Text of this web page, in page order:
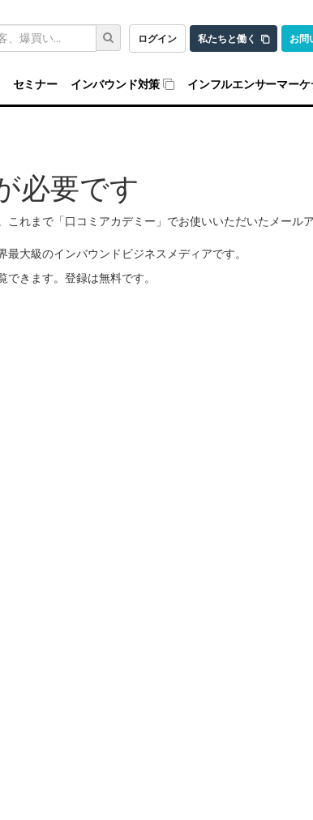
ログイン 私たちと働く お問
セミナー インバウンド対策 インフルエンサーマー
必要です
れまで「口コミアカデミー」でお使いいただいたメール
大級のインバウンドビジネスメディアです。
きます。登録は無料です。